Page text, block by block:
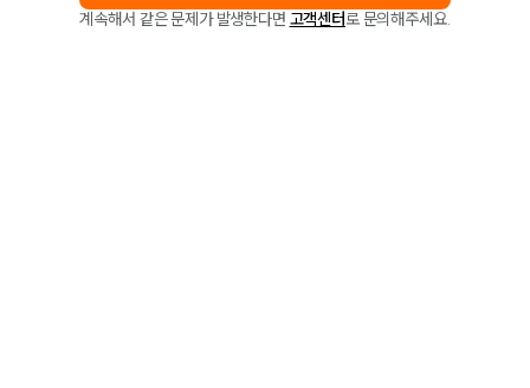
계속해서 같은 문제가 발생한다면 고객센터로 문의해주세요.